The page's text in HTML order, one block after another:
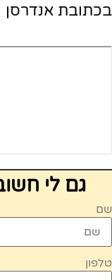
בכתובת אנדרסן 22 תל אביב, בית ספר ניצנים.
גם לי
שם
טלפון